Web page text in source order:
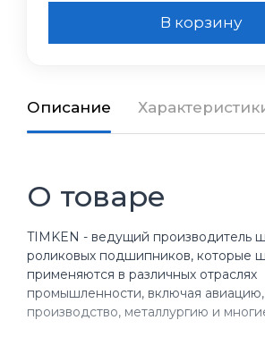
В корзину
Описание
О товаре
TIMKEN - ведущий производитель
роликовых подшипников, которые
применяются в различных отраслях
промышленности, включая
производство, металлургию и